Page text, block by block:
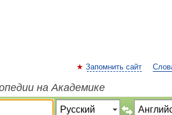
Запомнить сайт
на Академике